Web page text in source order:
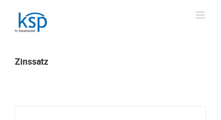
content
Zinssatz